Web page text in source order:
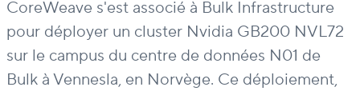
CoreWeave s'est associé à Bulk Infrastructure
pour déployer un cluster Nvidia GB200 NVL72
sur le campus du centre de données N01 de
Bulk à Vennesla, en Norvège. Ce déploiement,